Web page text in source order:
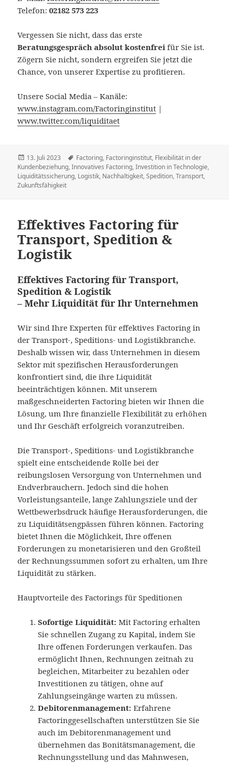
Telefon:02182 573 223
Vergessen Sie nicht, dass das erste
Beratungsgespräch absolut kostenfrei für Sie ist.
Zögern Sie nicht, sondern ergreifen Sie jetzt die
Chance, von unserer Expertise zu profitieren.
Unsere Social Media – Kanäle:
www.instagram.com/Factoringinstitut |
www.twitter.com/liquiditaet
Posted
on
13. Juli 2023 Tags
Factoring, Factoringinstitut, Flexibilität in der
Kundenbeziehung,Innovatives Factoring,Investition in Technologie,
Liquiditätssicherung, Logistik, Nachhaltigkeit,Spedition,Transport,
Zukunftsfähigkeit
Effektives Factoring für
Transport, Spedition &
Logistik
Effektives Factoring für Transport,
Spedition & Logistik
– Mehr Liquidität für Ihr Unternehmen
Wir sind Ihre Experten für effektives Factoring in
der Transport-, Speditions- und Logistikbranche.
Deshalb wissen wir, dass Unternehmen in diesem
Sektor mit spezifischen Herausforderungen
konfrontiert sind, die ihre Liquidität
beeinträchtigen können. Mit unserem
maßgeschneiderten Factoring bieten wir Ihnen die
Lösung, um Ihre finanzielle Flexibilität zu erhöhen
und Ihr Geschäft erfolgreich voranzutreiben.
Die Transport-, Speditions- und Logistikbranche
spielt eine entscheidende Rolle bei der
reibungslosen Versorgung von Unternehmen und
Endverbrauchern. Jedoch sind die hohen
Vorleistungsanteile, lange Zahlungsziele und der
Wettbewerbsdruck häufige Herausforderungen, die
zu Liquiditätsengpässen führen können. Factoring
bietet Ihnen die Möglichkeit, Ihre offenen
Forderungen zu monetarisieren und den Großteil
der Rechnungssummen sofort zu erhalten, um Ihre
Liquidität zu stärken.
Hauptvorteile des Factorings für Speditionen
Sofortige Liquidität: Mit Factoring erhalten
Sie schnellen Zugang zu Kapital, indem Sie
Ihre offenen Forderungen verkaufen. Das
ermöglicht Ihnen, Rechnungen zeitnah zu
begleichen, Mitarbeiter zu bezahlen oder
Investitionen zu tätigen, ohne auf
Zahlungseingänge warten zu müssen.
Debitorenmanagement: Erfahrene
Factoringgesellschaften unterstützen Sie Sie
auch im Debitorenmanagement und
übernehmen das Bonitätsmanagement, die
Rechnungsstellung und das Mahnwesen,